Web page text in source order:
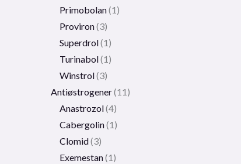
Primobolan 1
Proviron 3
Superdrol 1
Turinabol 1
Winstrol 3
Antiøstrogener 11
Anastrozol 4
Cabergolin 1
Clomid 3
Exemestan 1